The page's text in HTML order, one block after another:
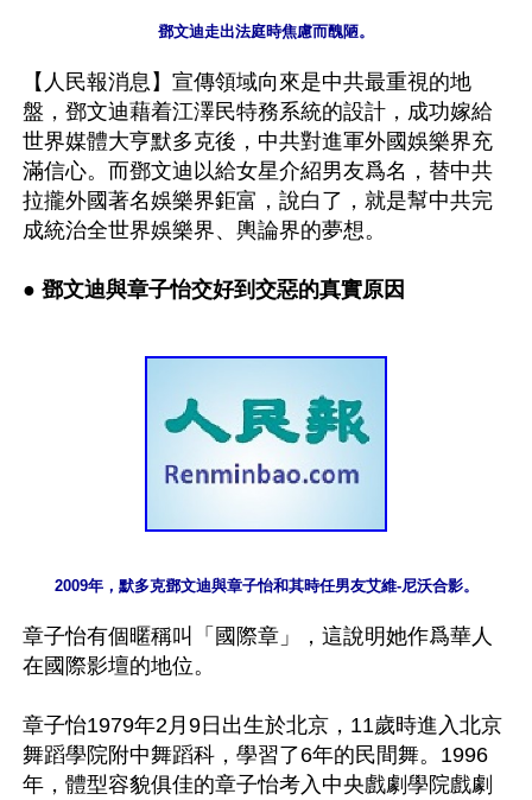
鄧文迪走出法庭時焦慮而醜陋。
【人民報消息】宣傳領域向來是中共最重視的地
盤，鄧文迪藉着江澤民特務系統的設計，成功嫁給
世界媒體大亨默多克後，中共對進軍外國娛樂界充
滿信心。而鄧文迪以給女星介紹男友爲名，替中共
拉攏外國著名娛樂界鉅富，說白了，就是幫中共完
成統治全世界娛樂界、輿論界的夢想。
● 鄧文迪與章子怡交好到交惡的真實原因
2009年，默多克鄧文迪與章子怡和其時任男友艾維-尼沃合影。
章子怡有個暱稱叫「國際章」，這說明她作爲華人
在國際影壇的地位。
章子怡1979年2月9日出生於北京，11歲時進入北京
舞蹈學院附中舞蹈科，學習了6年的民間舞。1996
年，體型容貌俱佳的章子怡考入中央戲劇學院戲劇